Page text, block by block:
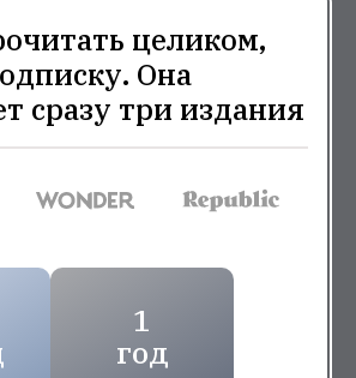
целиком,
Она
сразу три издания
1
год